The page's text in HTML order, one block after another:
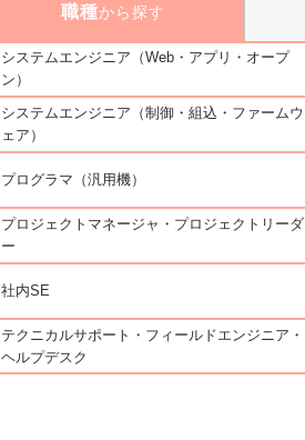
職種から探す
システムエンジニア（Web・アプリ・オープ
ン）
システムエンジニア（制御・組込・ファームウ
ェア）
プログラマ（汎用機）
プロジェクトマネージャ・プロジェクトリーダ
ー
社内SE
テクニカルサポート・フィールドエンジニア・
ヘルプデスク